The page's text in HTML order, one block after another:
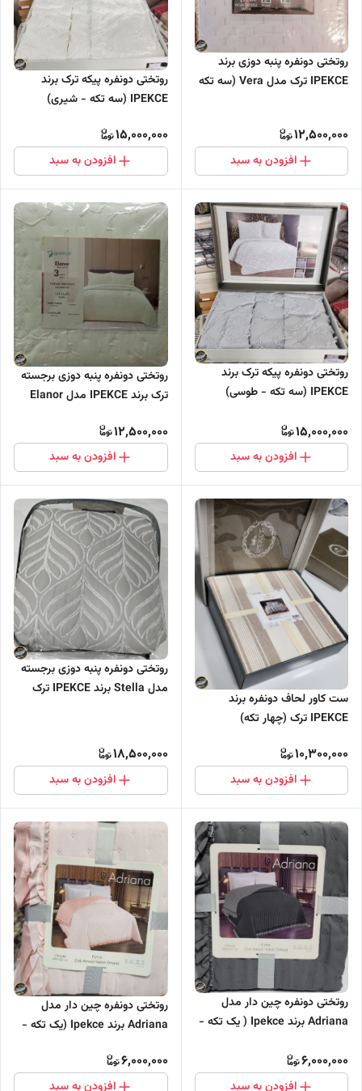
روتختی دونفره پنبه دوزی برند
IPEKCE ترک مدل Vera (سه تکه
12,500,000
افزودن به سبد
روتختی دونفره پیکه ترک برند
IPEKCE (سه تکه - شیری)
15,000,000
افزودن به سبد
روتختی دونفره پیکه ترک برند
IPEKCE (سه تکه - طوسی)
15,000,000
افزودن به سبد
روتختی دونفره پنبه دوزی برجسته
ترک برند IPEKCE مدل Elanor
12,500,000
افزودن به سبد
ست کاور لحاف دونفره برند
IPEKCE ترک (چهار تکه)
10,300,000
افزودن به سبد
روتختی دونفره پنبه دوزی برجسته
مدل Stella برند IPEKCE ترک
18,500,000
افزودن به سبد
روتختی دونفره چین دار مدل
Adriana برند Ipekce ( یک تکه -
6,000,000
افزودن به سبد
روتختی دونفره چین دار مدل
Adriana برند Ipekce (یک تکه -
6,000,000
افزودن به سبد